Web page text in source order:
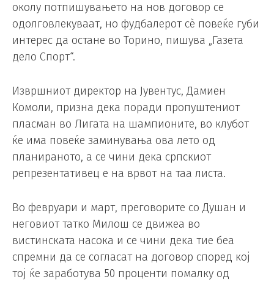
околу потпишувањето на нов договор се
одолговлекуваат, но фудбалерот сè повеќе губи
интерес да остане во Торино, пишува „Газета
дело Спорт“.
Извршниот директор на Јувентус, Дамиен
Комоли, призна дека поради пропуштениот
пласман во Лигата на шампионите, во клубот
ќе има повеќе заминувања ова лето од
планираното, а се чини дека српскиот
репрезентативец е на врвот на таа листа.
Во февруари и март, преговорите со Душан и
неговиот татко Милош се движеа во
вистинската насока и се чини дека тие беа
спремни да се согласат на договор според кој
тој ќе заработува 50 проценти помалку од